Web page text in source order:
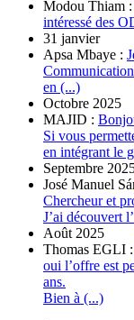
Modou Thiam :
intéressé des
31 janvier
Apsa Mbaye :
en (...)
Octobre 2025
MAJID :
Si vous
en intégrant le
Septembre
José Manuel
Chercheur et
J’ai découvert
Août 2025
Thomas EGLI :
oui l’offre est
ans.
Bien à (...)